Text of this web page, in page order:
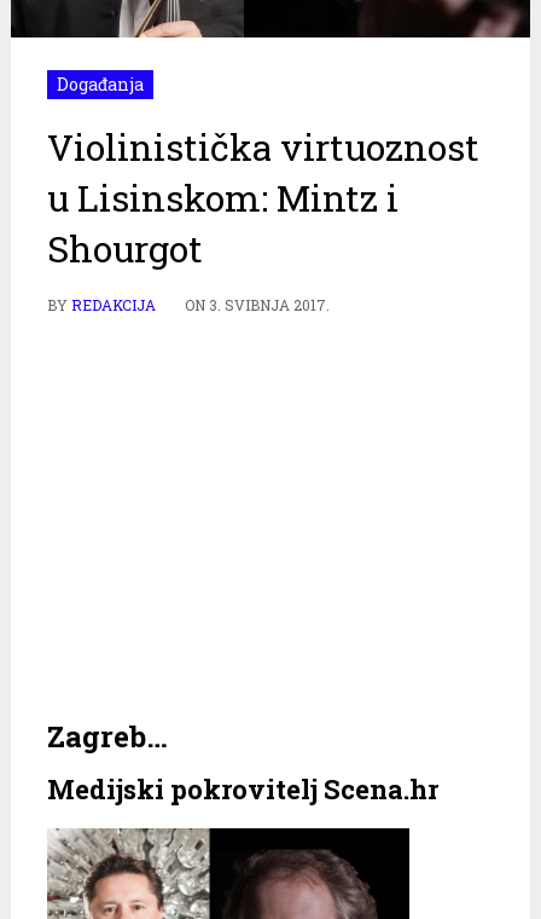
Događanja
Violinistička virtuoznost
u Lisinskom: Mintz i
Shourgot
BYREDAKCIJA ON 3. SVIBNJA 2017.
Zagreb…
Medijski pokrovitelj Scena.hr